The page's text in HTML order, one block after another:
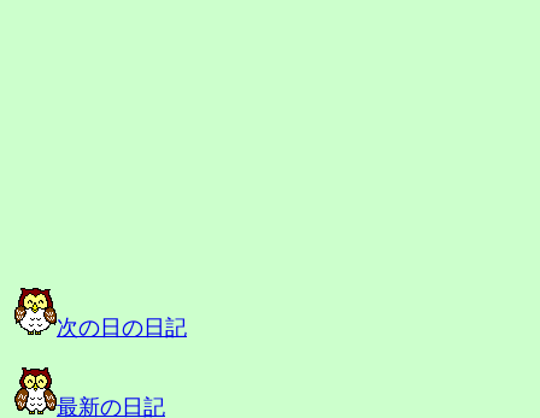
次の日の日記
最新の日記